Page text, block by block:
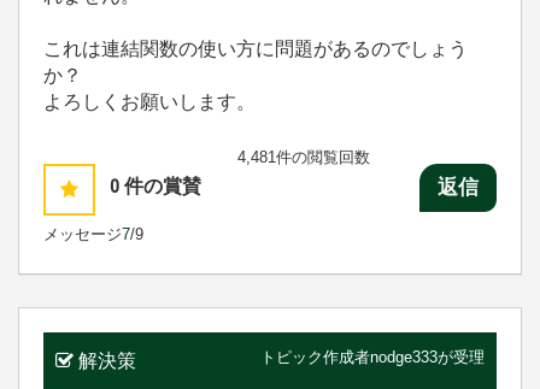
これは連結関数の使い方に問題があるのでしょう
か？
よろしくお願いします。
0 件の賞賛
メッセージ7/9
4,481件の閲覧回数
返信
解決策 トピック作成者nodge333が受理